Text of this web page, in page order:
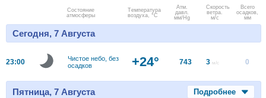
Состояние
атмосферы
Температура
воздуха, °C
Атм.
давл.
мм/Hg
Скорость
ветра.
м/с
Всего
осадков,
мм
Сегодня, 7 Августа
23:00
Чистое небо, без
осадков
+24° 743 3 м/с 0
Пятница, 7 Августа Подробнее